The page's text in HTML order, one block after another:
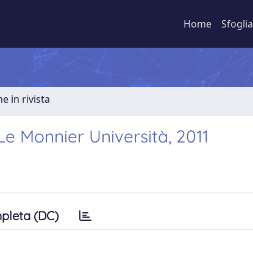
Home Sfoglia
in rivista
Monnier Università, 2011
(DC)